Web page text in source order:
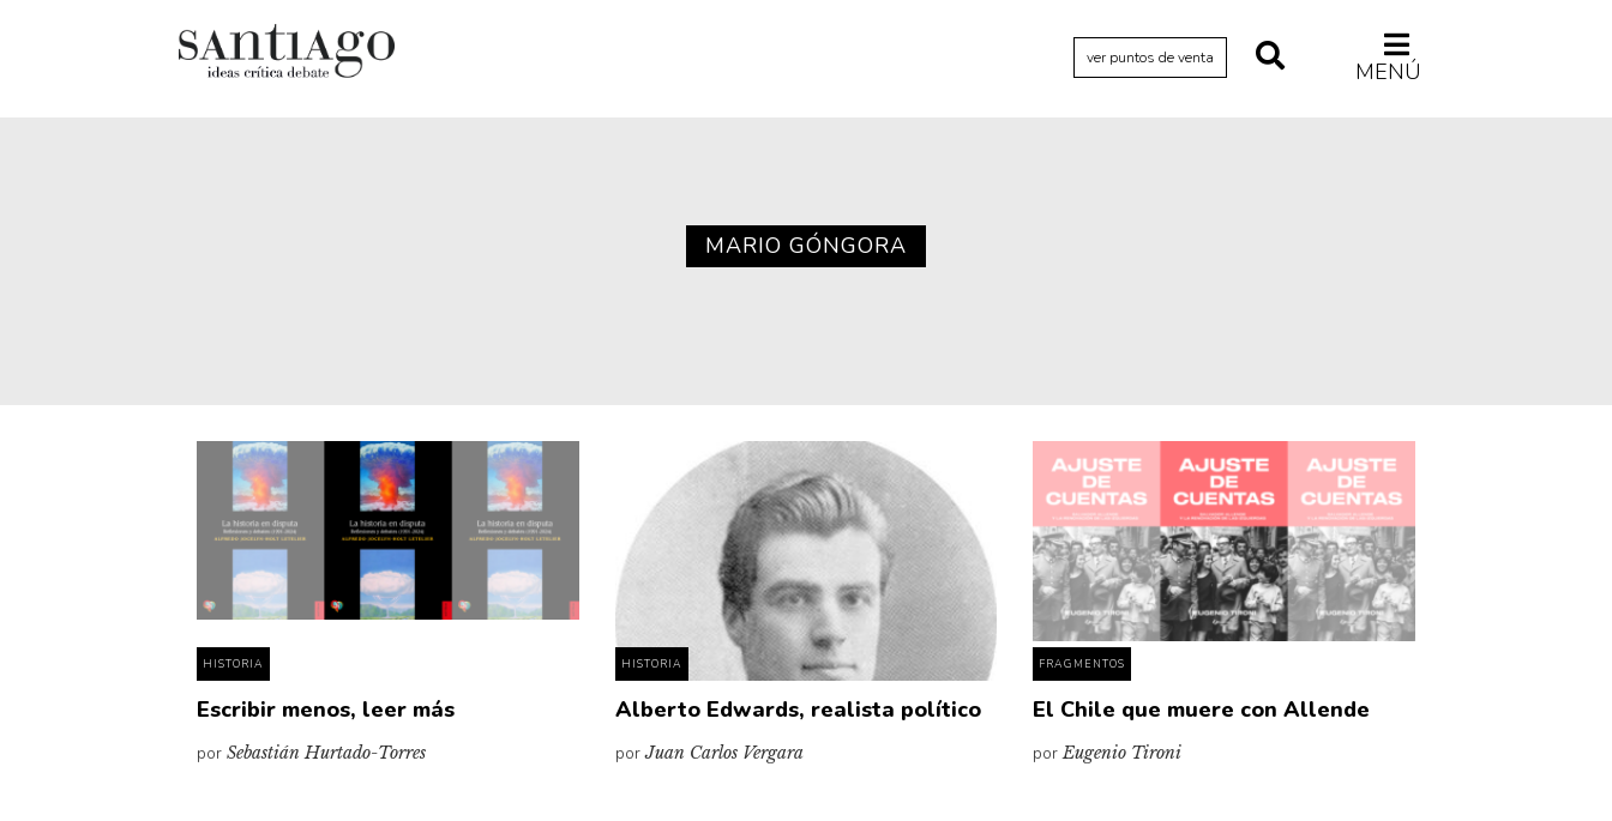
ver puntos de venta MENÚ
Ciudad
Cómics
Críticas
Diccionario portátil de la literatura
Historia material de los libros
Lagunas mentales
Libros
Libros usados
Literatura
Personaje
Personajes secundarios
Política
Turismo accidental
Vidas paralelas
Voces y lecturas
MARIO GÓNGORA
HISTORIA
Escribir menos, leer más
porSebastián Hurtado-Torres
HISTORIA
Alberto Edwards, realista político
porJuan Carlos Vergara
FRAGMENTOS
El Chile que muere con Allende
porEugenio Tironi